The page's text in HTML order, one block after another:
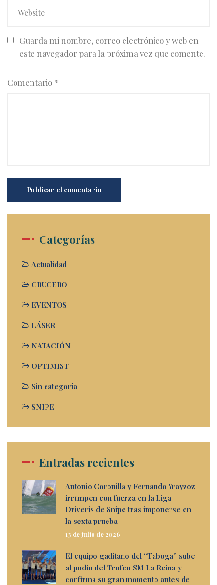
Guarda mi nombre, correo electrónico y web en
este navegador para la próxima vez que comente.
Comentario *
Categorías
Actualidad
CRUCERO
EVENTOS
LÁSER
NATACIÓN
OPTIMIST
Sin categoría
SNIPE
Entradas recientes
Antonio Coronilla y Fernando Yrayzoz
irrumpen con fuerza en la Liga
Driveris de Snipe tras imponerse en
la sexta prueba
13 de julio de 2026
El equipo gaditano del “Taboga” sube
al podio del Trofeo SM La Reina y
confirma su gran momento antes de